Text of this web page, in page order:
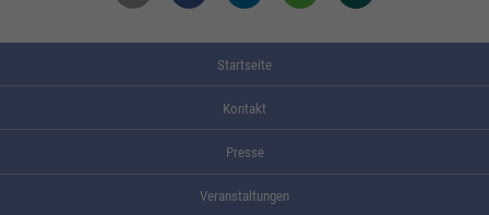
Startseite
Kontakt
Presse
Veranstaltungen